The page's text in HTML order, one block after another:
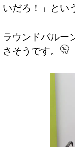
いだろ！」とい
ラウンドバルー
さそうです。